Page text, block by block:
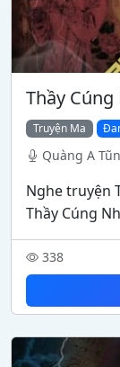
Thầy
Truyện Ma
Quàng A Tũn
Nghe truyện
Thầy Cúng
338